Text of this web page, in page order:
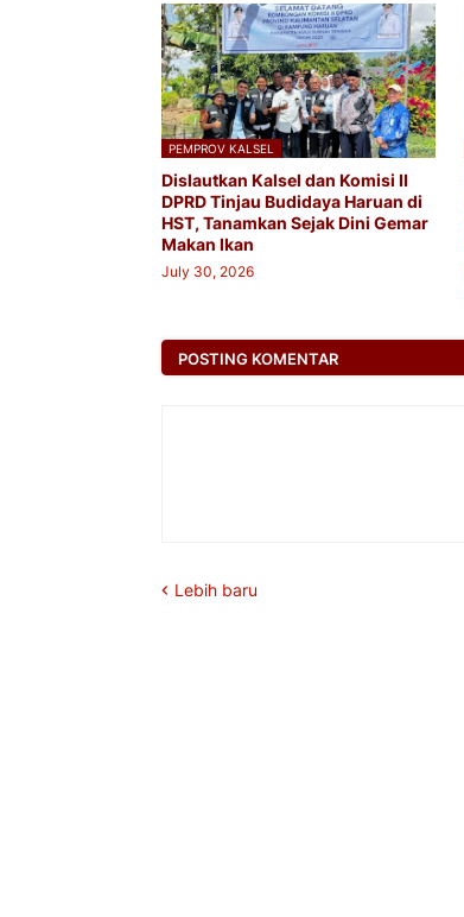
PEMPROV KALSEL
Dislautkan Kalsel dan Komisi II
DPRD Tinjau Budidaya Haruan di
HST, Tanamkan Sejak Dini Gemar
Makan Ikan
July 30, 2026
POSTING KOMENTAR
Lebih baru